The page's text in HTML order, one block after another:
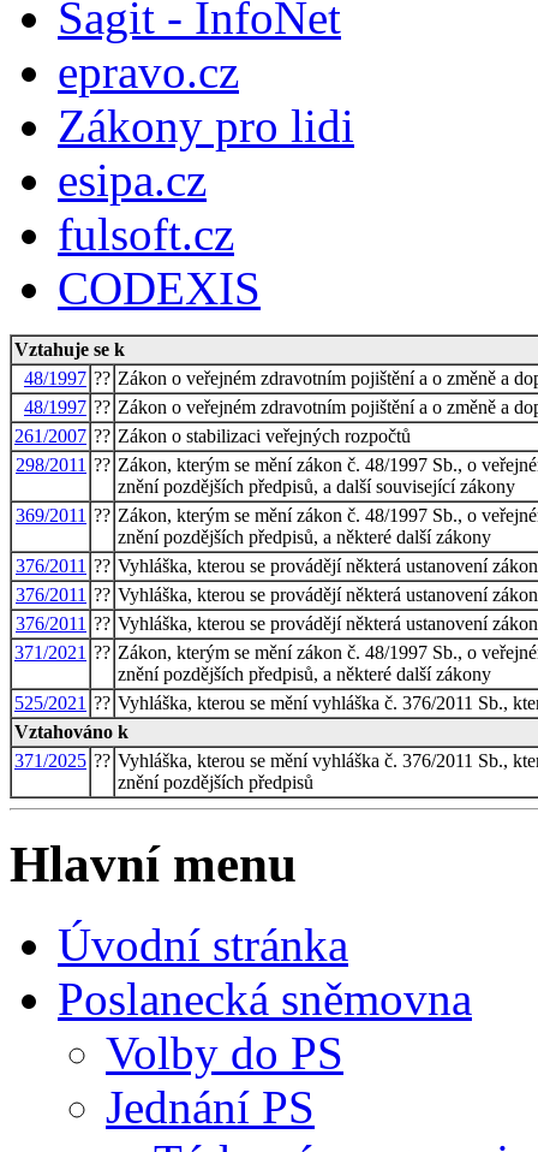
Sagit - InfoNet
epravo.cz
Zákony pro lidi
esipa.cz
fulsoft.cz
CODEXIS
Vztahuje se k
48/1997 ?? Zákon o veřejném zdravotním pojištění a o změně a
48/1997 ?? Zákon o veřejném zdravotním pojištění a o změně a
261/2007 ?? Zákon o stabilizaci veřejných rozpočtů
298/2011 ?? Zákon, kterým se mění zákon č. 48/1997 Sb., o
znění pozdějších předpisů, a další související zákony
369/2011 ?? Zákon, kterým se mění zákon č. 48/1997 Sb., o
znění pozdějších předpisů, a některé další zákony
376/2011 ?? Vyhláška, kterou se provádějí některá ustanovení
376/2011 ?? Vyhláška, kterou se provádějí některá ustanovení
376/2011 ?? Vyhláška, kterou se provádějí některá ustanovení
371/2021 ?? Zákon, kterým se mění zákon č. 48/1997 Sb., o
znění pozdějších předpisů, a některé další zákony
525/2021 ?? Vyhláška, kterou se mění vyhláška č. 376/2011 Sb.,
Vztahováno k
371/2025 ?? Vyhláška, kterou se mění vyhláška č. 376/2011 Sb.,
znění pozdějších předpisů
Hlavní menu
Úvodní stránka
Poslanecká sněmovna
Volby do PS
Jednání PS